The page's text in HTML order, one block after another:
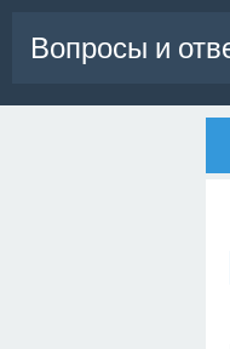
Вопросы и